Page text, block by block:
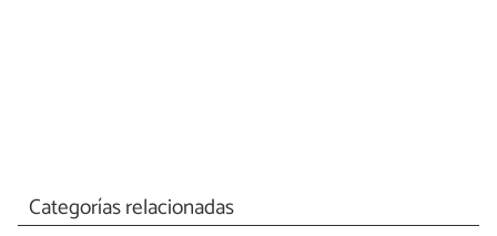
Categorías relacionadas